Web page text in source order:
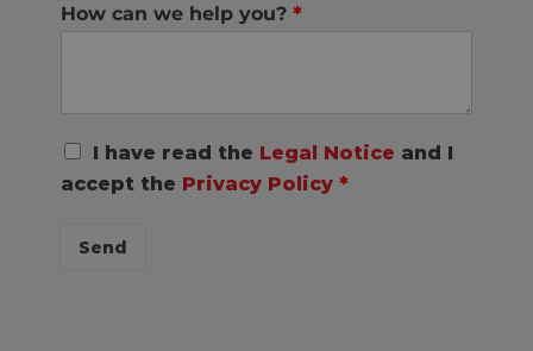
How can we help you? *
R
P
I have read the Legal Notice and I
accept the Privacy Policy *
Send